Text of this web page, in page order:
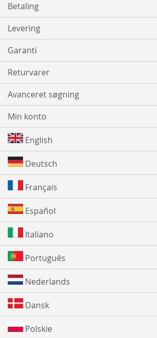
Betaling
Levering
Garanti
Returvarer
Avanceret søgning
Min konto
English
Deutsch
Français
Español
Italiano
Português
Nederlands
Dansk
Polskie